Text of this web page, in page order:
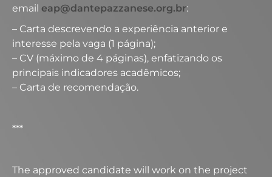
email eap@dantepazzanese.org.br:
– Carta descrevendo a experiência anterior e
interesse pela vaga (1 página);
– CV (máximo de 4 páginas), enfatizando os
principais indicadores acadêmicos;
– Carta de recomendação.
***
The approved candidate will work on the project